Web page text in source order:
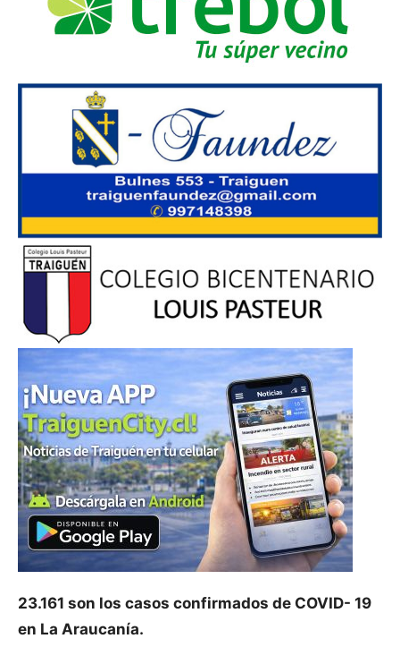
23.161 son los casos confirmados de COVID- 19
en La Araucanía.